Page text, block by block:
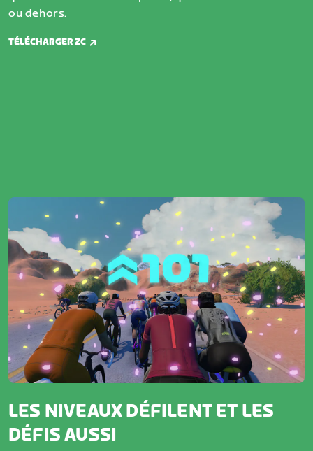
ou dehors.
TÉLÉCHARGER ZC
LES NIVEAUX DÉFILENT ET LES
DÉFIS AUSSI